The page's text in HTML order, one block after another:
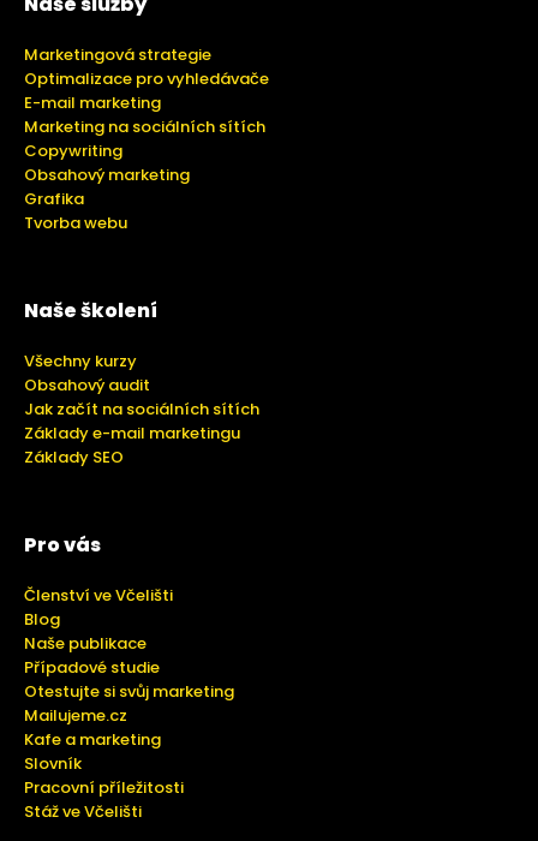
Marketingová strategie
Optimalizace pro vyhledávače
E-mail marketing
Marketing na sociálních sítích
Copywriting
Obsahový marketing
Grafika
Tvorba webu
Naše školení
Všechny kurzy
Obsahový audit
Jak začít na sociálních sítích
Základy e-mail marketingu
Základy SEO
Pro vás
Členství ve Včelišti
Blog
Naše publikace
Případové studie
Otestujte si svůj marketing
Mailujeme.cz
Kafe a marketing
Slovník
Pracovní příležitosti
Stáž ve Včelišti